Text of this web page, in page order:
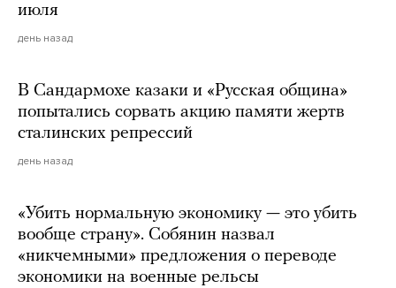
июля
день назад
В Сандармохе казаки и «Русская община»
попытались сорвать акцию памяти жертв
сталинских репрессий
день назад
«Убить нормальную экономику — это убить
вообще страну». Собянин назвал
«никчемными» предложения о переводе
экономики на военные рельсы